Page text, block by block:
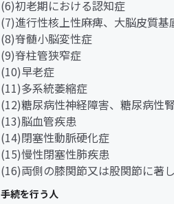
(6)初老期における認知症
(7)進行性核上性麻痺、大脳皮質
(8)脊髄小脳変性症
(9)脊柱管狭窄症
(10)早老症
(11)多系統萎縮症
(12)糖尿病性神経障害、糖尿病性
(13)脳血管疾患
(14)閉塞性動脈硬化症
(15)慢性閉塞性肺疾患
(16)両側の膝関節又は股関節に著
手続を行う人